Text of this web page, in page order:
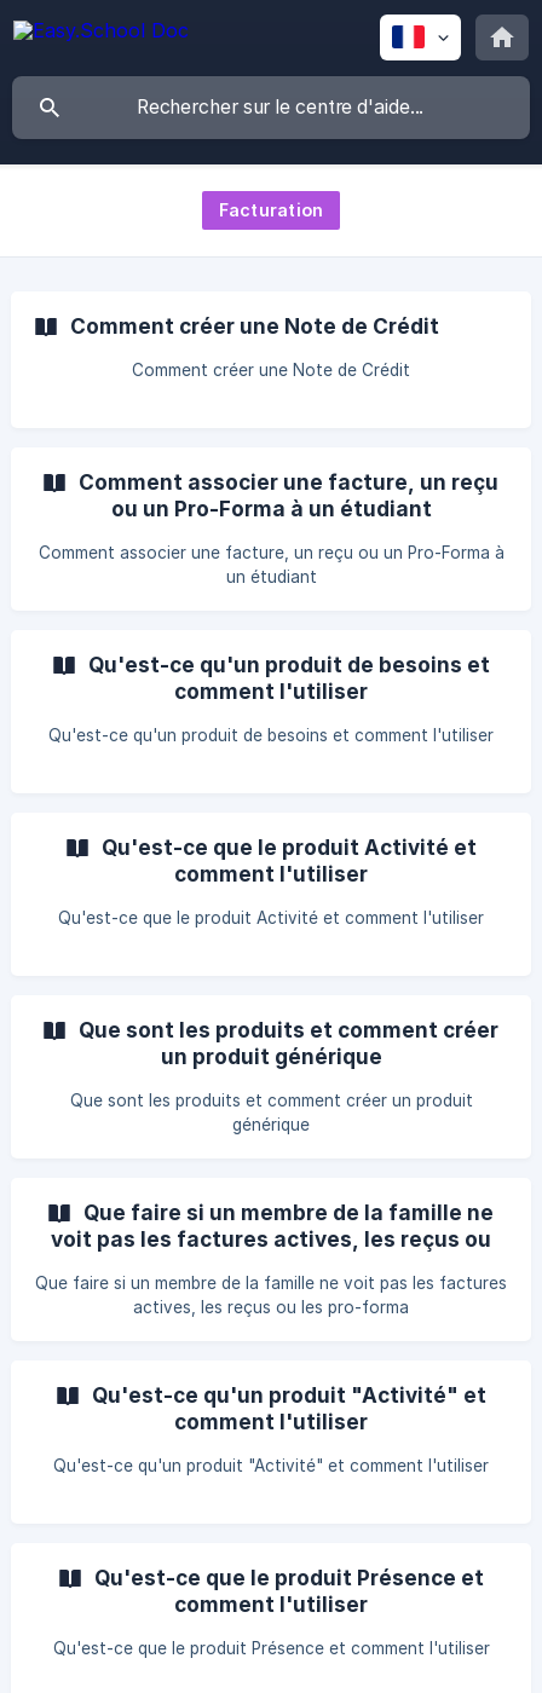
Facturation
Comment créer une Note de Crédit
Comment créer une Note de Crédit
Comment associer une facture, un reçu
ou un Pro-Forma à un étudiant
Comment associer une facture, un reçu ou un Pro-Forma à
un étudiant
Qu'est-ce qu'un produit de besoins et
comment l'utiliser
Qu'est-ce qu'un produit de besoins et comment l'utiliser
Qu'est-ce que le produit Activité et
comment l'utiliser
Qu'est-ce que le produit Activité et comment l'utiliser
Que sont les produits et comment créer
un produit générique
Que sont les produits et comment créer un produit
générique
Que faire si un membre de la famille ne
voit pas les factures actives, les reçus ou
Que faire si un membre de la famille ne voit pas les factures
actives, les reçus ou les pro-forma
Qu'est-ce qu'un produit "Activité" et
comment l'utiliser
Qu'est-ce qu'un produit "Activité" et comment l'utiliser
Qu'est-ce que le produit Présence et
comment l'utiliser
Qu'est-ce que le produit Présence et comment l'utiliser